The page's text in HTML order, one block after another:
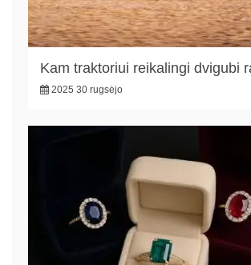
Kam traktoriui reikalingi dvigubi
2025 30 rugsėjo